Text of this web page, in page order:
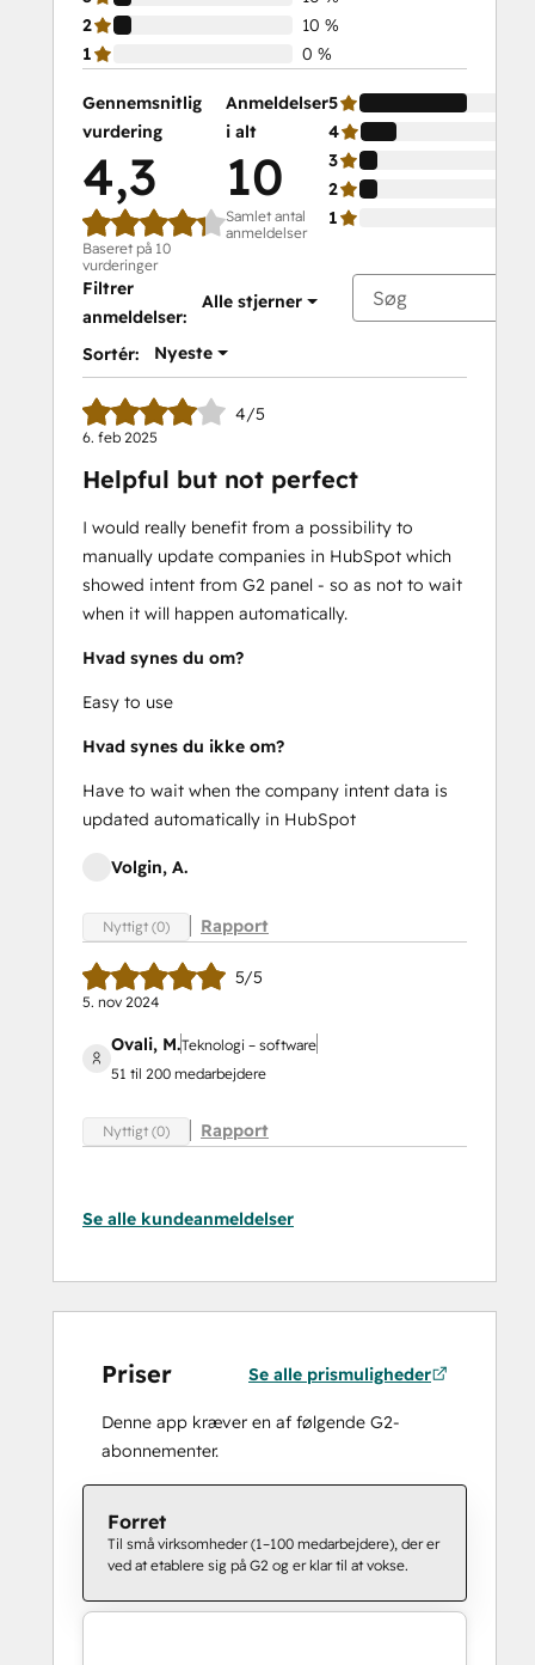
2
10 %
1
0 %
Gennemsnitlig
vurdering
4,3
Baseret på 10
vurderinger
Anmeldelser
i alt
10
Samlet antal
anmeldelser
5
4
3
2
1
Filtrer
anmeldelser:
Alle stjerner
Sortér: Nyeste
4/5
6. feb 2025
Helpful but not perfect
I would really benefit from a possibility to
manually update companies in HubSpot which
showed intent from G2 panel - so as not to wait
when it will happen automatically.
Hvad synes du om?
Easy to use
Hvad synes du ikke om?
Have to wait when the company intent data is
updated automatically in HubSpot
Volgin, A.
Nyttigt (0) Rapport
5/5
5. nov 2024
Ovali, M.Teknologi – software
51 til 200 medarbejdere
Nyttigt (0) Rapport
Se alle kundeanmeldelser
Priser Se alle prismuligheder
Denne app kræver en af følgende G2-
abonnementer.
Forret
Til små virksomheder (1–100 medarbejdere), der er
ved at etablere sig på G2 og er klar til at vokse.